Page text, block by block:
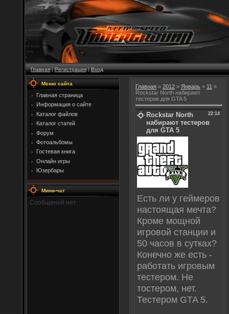
Главная|Регистрация|Вход
Меню сайта
Главная страница
Информация о сайте
Каталог файлов
Каталог статей
Форум
Фотоальбомы
Гостевая книга
Онлайн игры
Юзербары
Мини-чат
Главная » 2012 » Январь » 11 »
Rockstar North набирают
тестеров для GTA 5
22:14
Rockstar North
набирают тестеров
для GTA 5
Есть ли у геймеров
настоящая мечта?
Кроме мощной
игровой станции и
50 часов в сутках?
Конечно же есть -
работать игровым
тестером. Не
тостером, нет.
Тестером GTA 5.